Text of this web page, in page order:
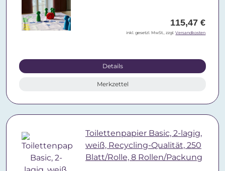
115,47 €
inkl. gesetzl. MwSt., zzgl.Versandkosten
Details
Merkzettel
Toilettenpapier Basic, 2-lagig,
weiß, Recycling-Qualität, 250
Blatt/Rolle, 8 Rollen/Packung